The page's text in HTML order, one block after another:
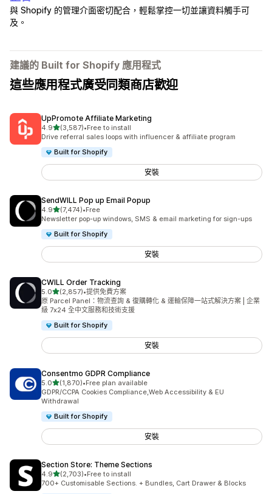
與 Shopify 的管理介面密切配合，輕鬆掌控一切並讓資料觸手可
及。
建議的 Built for Shopify 應用程式
這些應用程式廣受同類商店歡迎
UpPromote Affiliate Marketing
4.9滿分 5 顆星
(3,587)
共有 3587 則評價
•Free to install
Drive referral sales loops with influencer & affiliate program
Built for Shopify
安裝
SendWILL Pop up Email Popup
4.9滿分 5 顆星
(7,474)
共有 7474 則評價
•Free
Newsletter pop-up windows, SMS & email marketing for sign-ups
Built for Shopify
安裝
CWILL Order Tracking
5.0滿分 5 顆星
(2,857)
共有 2857 則評價
•提供免費方案
原 Parcel Panel：物流查詢 & 復購轉化 & 運輸保障一站式解決方案 | 企業
級 7x24 全中文服務和技術支援
Built for Shopify
安裝
Consentmo GDPR Compliance
5.0滿分 5 顆星
(1,870)
共有 1870 則評價
•Free plan available
GDPR/CCPA Cookies Compliance,Web Accessibility & EU
Withdrawal
Built for Shopify
安裝
Section Store: Theme Sections
4.9滿分 5 顆星
(2,703)
共有 2703 則評價
•Free to install
700+ Customisable Sections. + Bundles, Cart Drawer & Blocks